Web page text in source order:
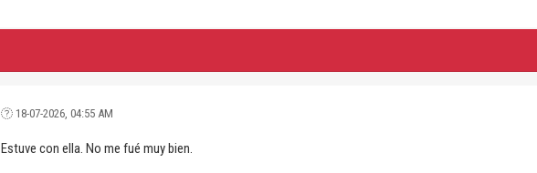
18-07-2026, 04:55 AM
Estuve con ella. No me fué muy bien.